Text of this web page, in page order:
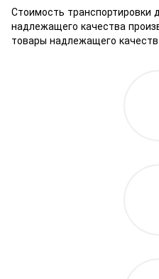
Стоимость транспортировки
надлежащего качества
товары надлежащего